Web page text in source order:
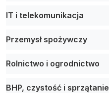
IT i telekomunikacja
Przemysł spożywczy
Rolnictwo i ogrodnictwo
BHP, czystość i sprzątanie